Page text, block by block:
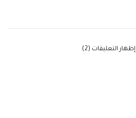
‫إظهار التعليقات (2)